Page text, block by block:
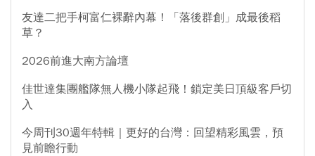
友達二把手柯富仁裸辭內幕！「落後群創」成最後稻
草？
2026前進大南方論壇
佳世達集團艦隊無人機小隊起飛！鎖定美日頂級客戶切
入
今周刊30週年特輯｜更好的台灣：回望精彩風雲，預
見前瞻行動